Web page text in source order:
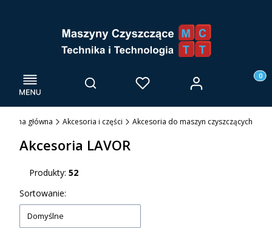
Menu Otwórz wyszukiwarkę
Szukaj Ulubione Zaloguj się
Strona główna Akcesoria i części Akcesoria do maszyn czyszczących
Akcesoria LAVOR
Produkty: 52
Lista produktów
Sortowanie:
Domyślne